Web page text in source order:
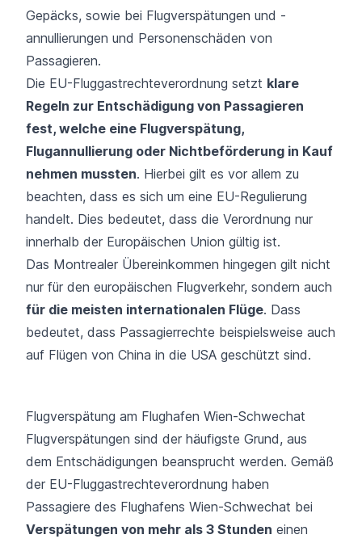
Gepäcks, sowie bei Flugverspätungen und -
annullierungen und Personenschäden von
Passagieren.
Die EU-Fluggastrechteverordnung setzt klare
Regeln zur Entschädigung von Passagieren
fest, welche eine Flugverspätung,
Flugannullierung oder Nichtbeförderung in Kauf
nehmen mussten. Hierbei gilt es vor allem zu
beachten, dass es sich um eine EU-Regulierung
handelt. Dies bedeutet, dass die Verordnung nur
innerhalb der Europäischen Union gültig ist.
Das Montrealer Übereinkommen hingegen gilt nicht
nur für den europäischen Flugverkehr, sondern auch
für die meisten internationalen Flüge. Dass
bedeutet, dass Passagierrechte beispielsweise auch
auf Flügen von China in die USA geschützt sind.
Flugverspätung am Flughafen Wien-Schwechat
Flugverspätungen sind der häufigste Grund, aus
dem Entschädigungen beansprucht werden. Gemäß
der EU-Fluggastrechteverordnung haben
Passagiere des Flughafens Wien-Schwechat bei
Verspätungen von mehr als 3 Stunden einen